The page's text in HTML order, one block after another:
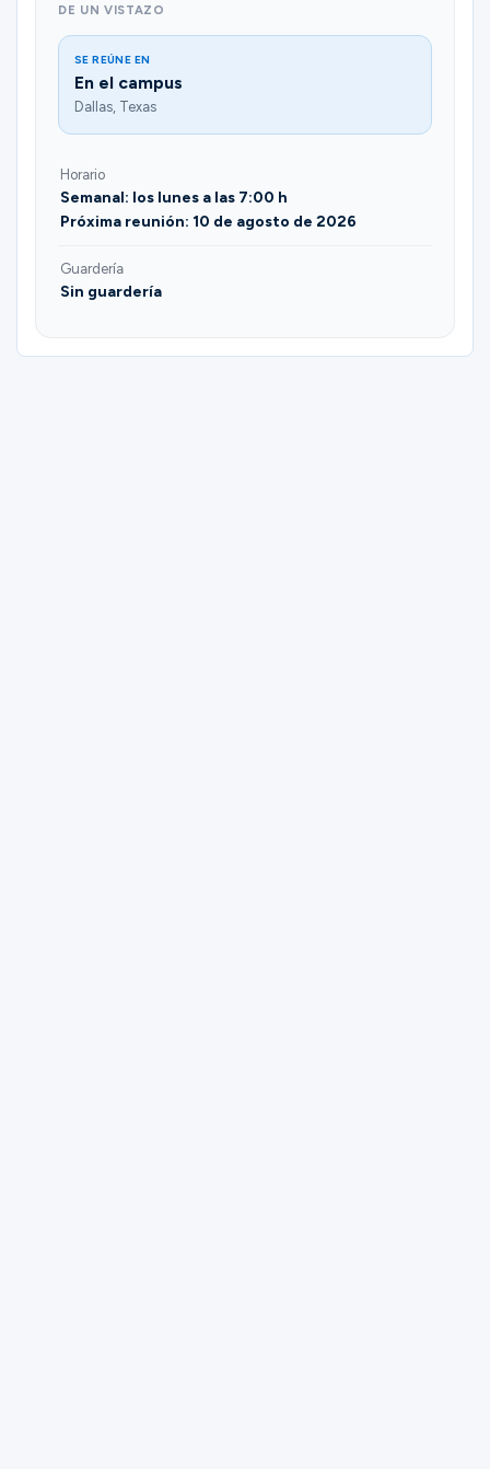
DE UN VISTAZO
SE REÚNE EN
En el campus
Dallas, Texas
Horario
Semanal: los lunes a las 7:00 h
Próxima reunión: 10 de agosto de 2026
Guardería
Sin guardería